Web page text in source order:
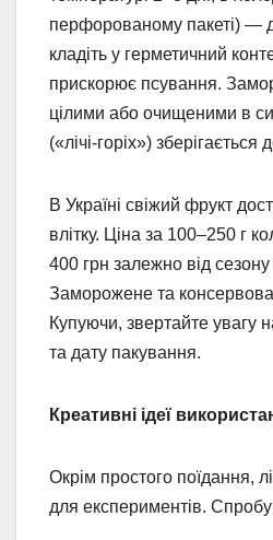
перфорованому пакеті) —
кладіть у герметичний
прискорює псування.
цілими або очищеними в
(«лічі-горіх») зберігається
В Україні свіжий фрукт
влітку. Ціна за 100–250 г
400 грн залежно від сезону
Заморожене та
Купуючи, звертайте увагу
та дату пакування.
Креативні ідеї
Окрім простого поїдання,
для експериментів.